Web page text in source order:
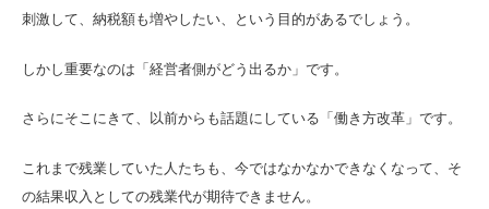
刺激して、納税額も増やしたい、という目的があるでしょう。
しかし重要なのは「経営者側がどう出るか」です。
さらにそこにきて、以前からも話題にしている「働き方改革」です。
これまで残業していた人たちも、今ではなかなかできなくなって、そ
の結果収入としての残業代が期待できません。